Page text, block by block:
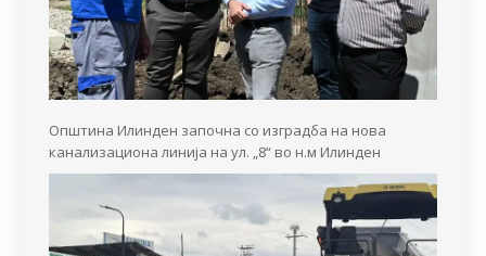
Општина Илинден започна со изградба на нова
канализациона линија на ул. „8“ во н.м Илинден